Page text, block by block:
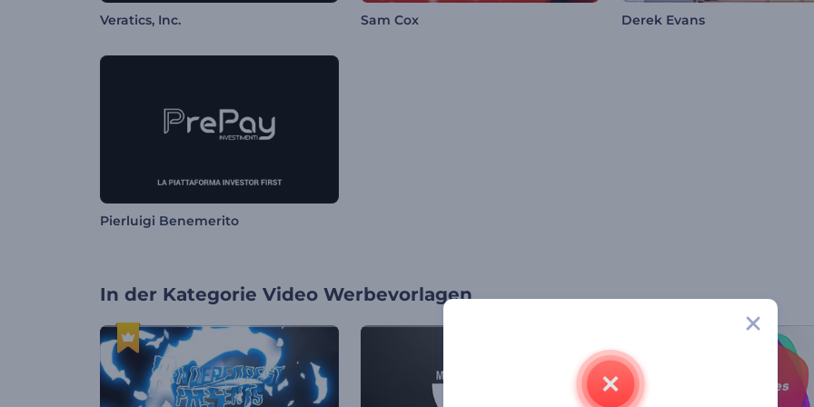
Veratics, Inc. Sam Cox Derek Evans
Pierluigi Benemerito
In der Kategorie Video Werbevorlagen